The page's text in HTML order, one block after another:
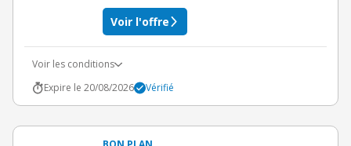
Voir l'offre
Voir les conditions
Expire le 20/08/2026
Vérifié